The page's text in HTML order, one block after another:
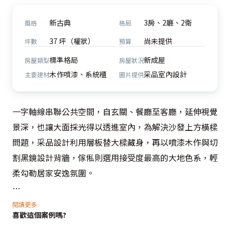
風格 新古典 格局 3房、2廳、2衛
坪數 37 坪（權狀） 預算 尚未提供
房屋類型標準格局 房屋狀況新成屋
主要建材木作噴漆、系統櫃 圖片提供采品室內設計
一字軸線串聯公共空間，自玄關、餐廳至客廳，延伸視覺
景深，也讓大面採光得以透進室內，為解決沙發上方橫樑
問題，采品設計利用層板替大樑藏身，再以噴漆木作與切
割黑鏡設計背牆，傢俬則選用接受度最高的大地色系，輕
柔勾勒居家安逸氛圍。
天花描繪黑線由餐廳延伸至客廳領域，門框利用白線收
邊，間接替開放式空間劃分場域，餐廳空間以奶茶色漆面
閱讀更多
喜歡這個案例嗎?